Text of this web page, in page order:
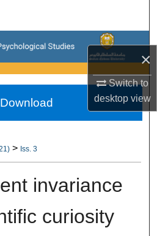
×
Switch to
desktopview
Collections
Account
About
> Iss. 3
invariance
curiosity